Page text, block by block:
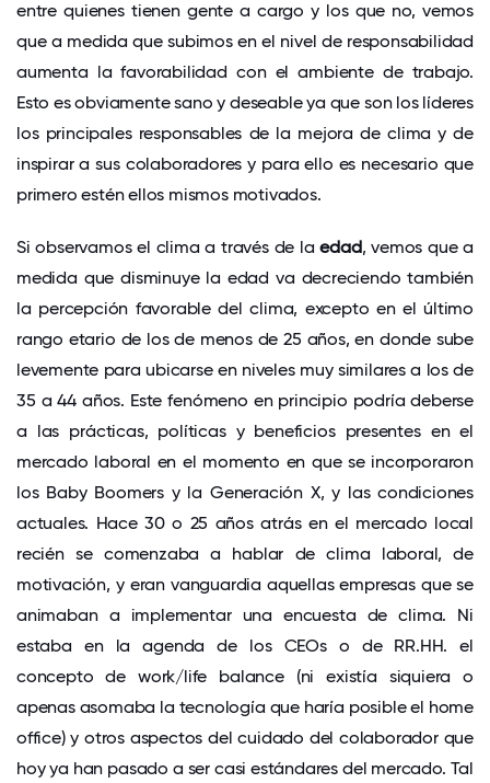
entre quienes tienen gente a cargo y los que no, vemos
que a medida que subimos en el nivel de responsabilidad
aumenta la favorabilidad con el ambiente de trabajo.
Esto es obviamente sano y deseable ya que son los líderes
los principales responsables de la mejora de clima y de
inspirar a sus colaboradores y para ello es necesario que
primero estén ellos mismos motivados.
Si observamos el clima a través de laedad, vemos que a
medida que disminuye la edad va decreciendo también
la percepción favorable del clima, excepto en el último
rango etario de los de menos de 25 años, en donde sube
levemente para ubicarse en niveles muy similares a los de
35 a 44 años. Este fenómeno en principio podría deberse
a las prácticas, políticas y beneficios presentes en el
mercado laboral en el momento en que se incorporaron
los Baby Boomers y la Generación X, y las condiciones
actuales. Hace 30 o 25 años atrás en el mercado local
recién se comenzaba a hablar de clima laboral, de
motivación, y eran vanguardia aquellas empresas que se
animaban a implementar una encuesta de clima. Ni
estaba en la agenda de los CEOs o de RR.HH. el
concepto de work/life balance (ni existía siquiera o
apenas asomaba la tecnología que haría posible el home
office) y otros aspectos del cuidado del colaborador que
hoy ya han pasado a ser casi estándares del mercado. Tal